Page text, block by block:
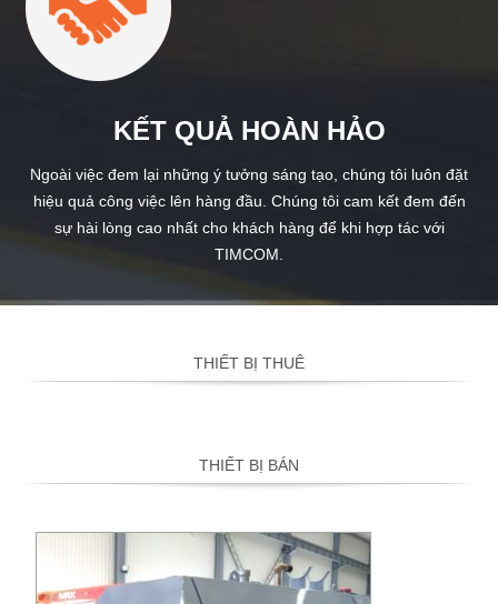
KẾT QUẢ HOÀN HẢO
Ngoài việc đem lại những ý tưởng sáng tạo, chúng tôi luôn đặt
hiệu quả công việc lên hàng đầu. Chúng tôi cam kết đem đến
sự hài lòng cao nhất cho khách hàng để khi hợp tác với
TIMCOM.
THIẾT BỊ THUÊ
THIẾT BỊ BÁN